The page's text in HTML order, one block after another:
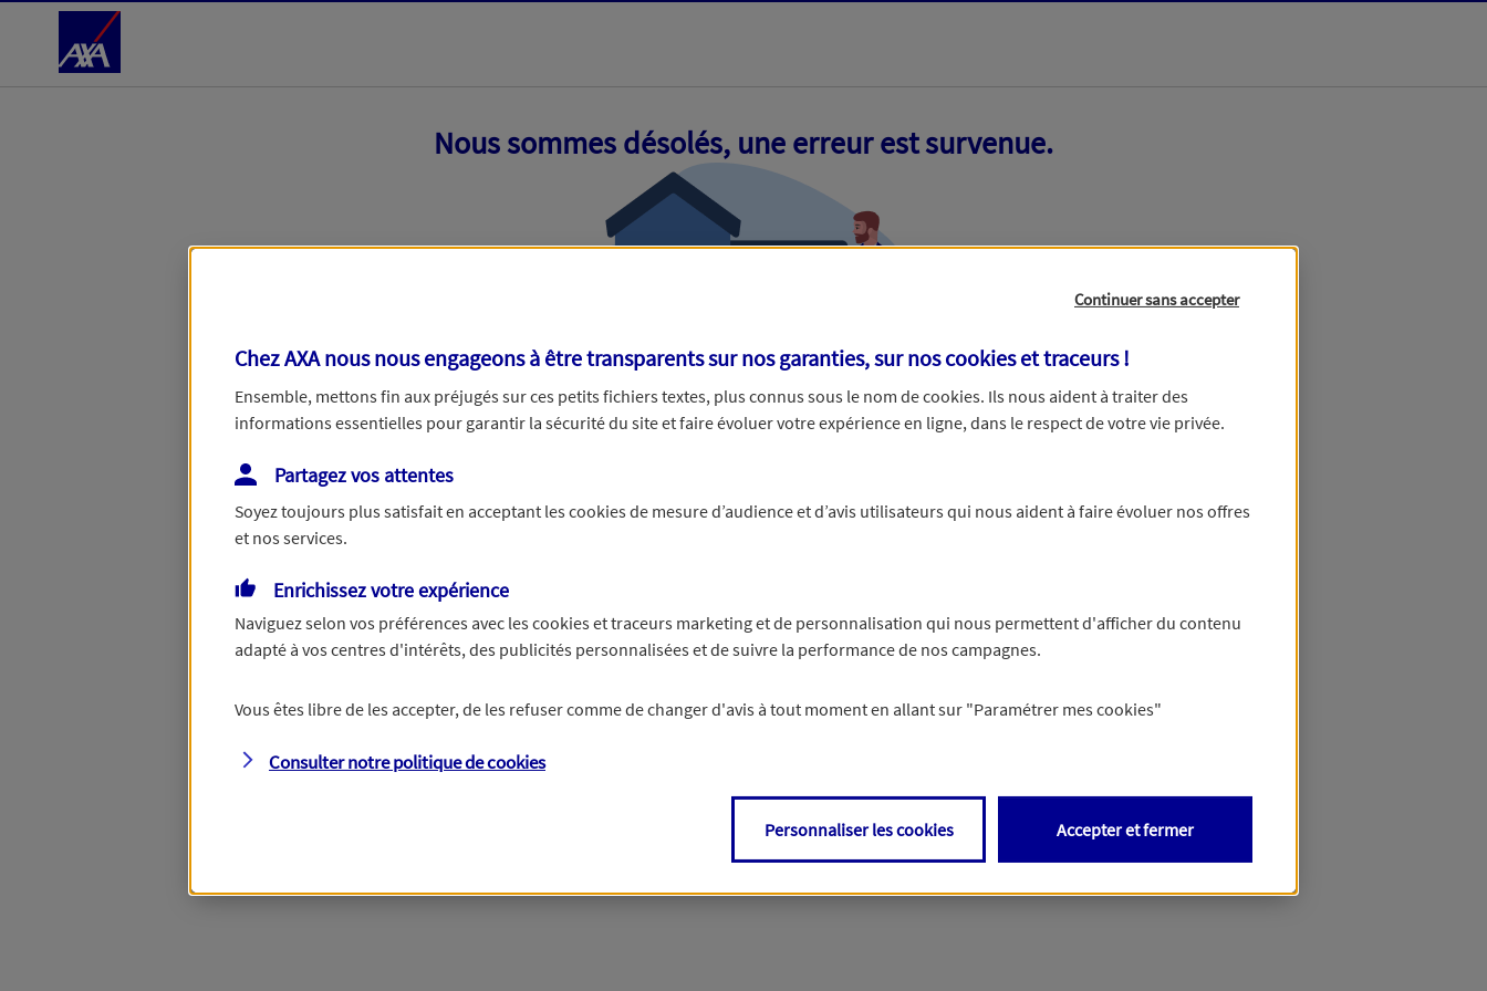
Accéder au Contenu
Nous sommes désolés, une erreur est survenue.
Continuer sans accepter
Chez AXA nous nous engageons à être transparents sur nos garanties, sur noscookies et traceurs!
Ensemble, mettons fin aux préjugés sur ces petits fichiers textes, plus connus sous le nom decookies. Ils nous aident à traiter des
informations essentielles pour garantir la sécurité du site et faire évoluer votre expérience en ligne, dans le respect de votre vie privée.
Partagez vos attentes
Soyez toujours plus satisfait en acceptant lescookiesde mesure d’audience et d’avis utilisateurs qui nous aident à faire évoluer nos offres
et nos services.
Enrichissez votre expérience
Naviguez selon vos préférences avec lescookies et traceurs marketing et de personnalisation qui nous permettent d'afficher du contenu
adapté à vos centres d'intérêts, des publicités personnalisées et de suivre la performance de nos campagnes.
Vous êtes libre de les accepter, de les refuser comme de changer d'avis à tout moment en allant sur "Paramétrer mescookies"
Consulter notre politique decookies
Personnaliser les cookies Accepter et fermer